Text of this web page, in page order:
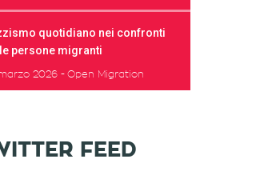
quotidiano nei confronti
persone migranti
2026 Open Migration
FEED